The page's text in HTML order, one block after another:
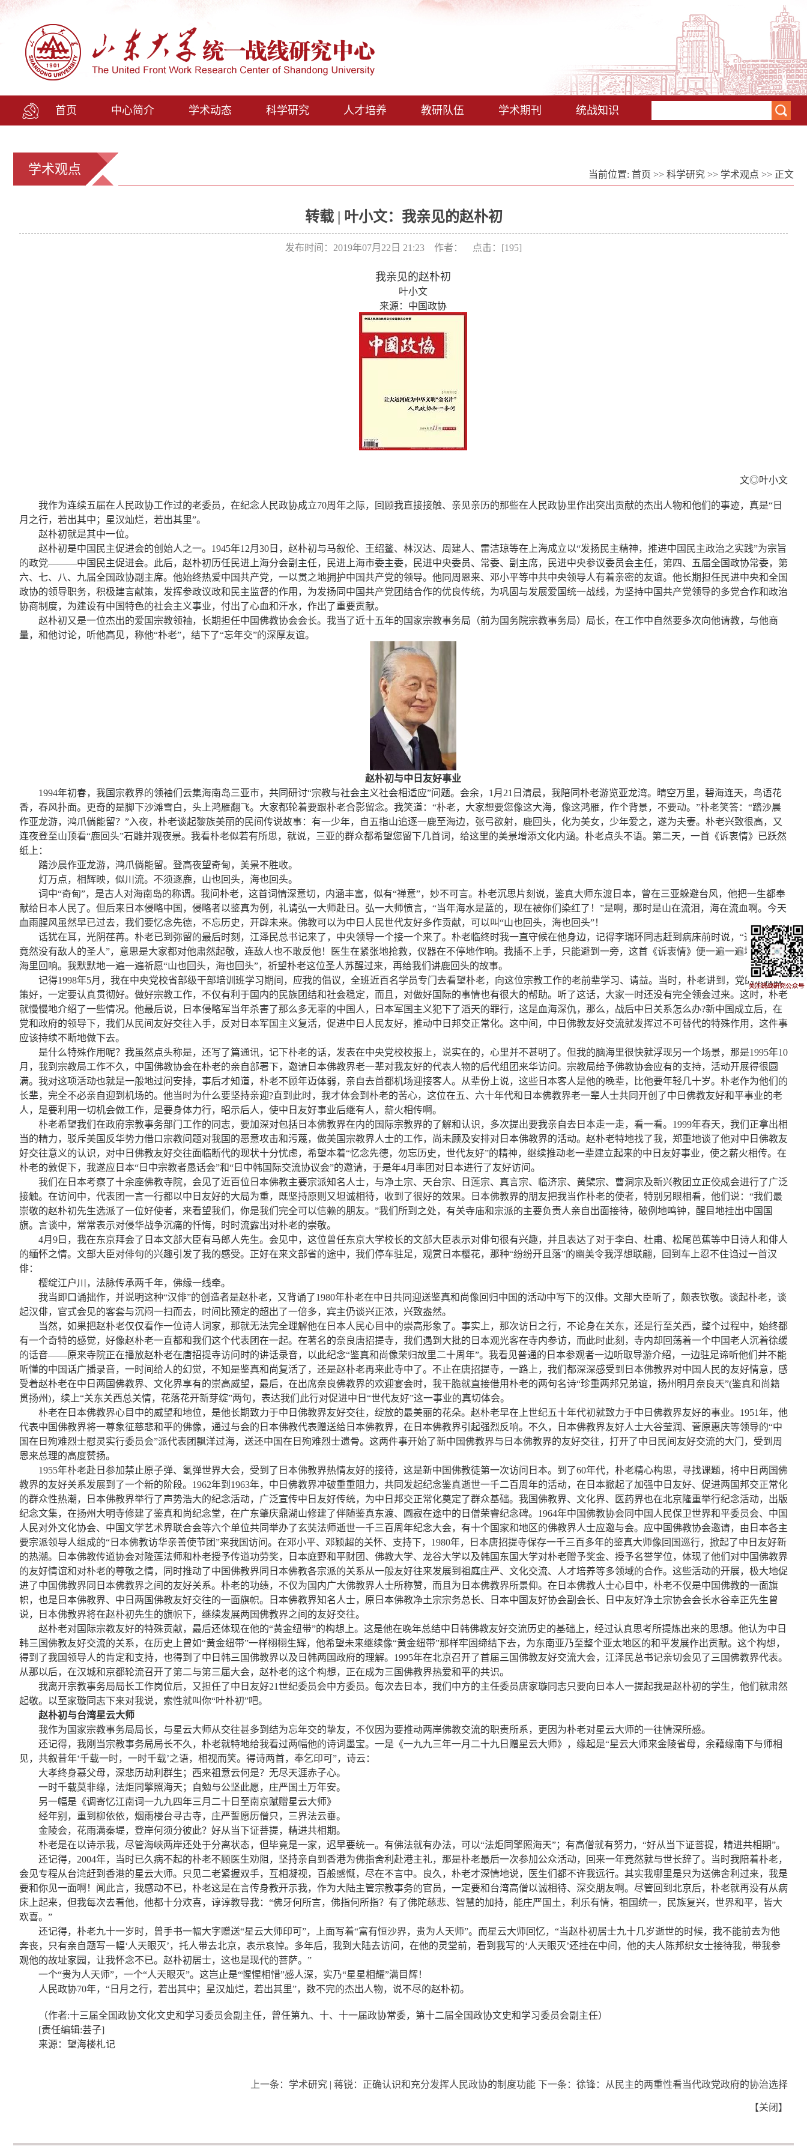
首页 中心简介 学术动态 科学研究 人才培养 教研队伍 学术期刊 统战知识
学术观点 当前位置: 首页 >> 科学研究 >> 学术观点 >> 正文
转载 | 叶小文：我亲见的赵朴初
发布时间：2019年07月22日 21:23 作者： 点击：[195]
我亲见的赵朴初
叶小文
来源：中国政协
文◎叶小文
我作为连续五届在人民政协工作过的老委员，在纪念人民政协成立70周年之际，回顾我直接接触、亲见亲历的那些在人民政协里作出突出贡献的杰出人物和他们的事迹，真是“日
月之行，若出其中；星汉灿烂，若出其里”。
赵朴初就是其中一位。
赵朴初是中国民主促进会的创始人之一。1945年12月30日，赵朴初与马叙伦、王绍鳌、林汉达、周建人、雷洁琼等在上海成立以“发扬民主精神，推进中国民主政治之实践”为宗旨
的政党———中国民主促进会。此后，赵朴初历任民进上海分会副主任，民进上海市委主委，民进中央委员、常委、副主席，民进中央参议委员会主任，第四、五届全国政协常委，第
六、七、八、九届全国政协副主席。他始终热爱中国共产党，一以贯之地拥护中国共产党的领导。他同周恩来、邓小平等中共中央领导人有着亲密的友谊。他长期担任民进中央和全国
政协的领导职务，积极建言献策，发挥参政议政和民主监督的作用，为发扬同中国共产党团结合作的优良传统，为巩固与发展爱国统一战线，为坚持中国共产党领导的多党合作和政治
协商制度，为建设有中国特色的社会主义事业，付出了心血和汗水，作出了重要贡献。
赵朴初又是一位杰出的爱国宗教领袖，长期担任中国佛教协会会长。我当了近十五年的国家宗教事务局（前为国务院宗教事务局）局长，在工作中自然要多次向他请教，与他商
量，和他讨论，听他高见，称他“朴老”，结下了“忘年交”的深厚友谊。
赵朴初与中日友好事业
1994年初春，我国宗教界的领袖们云集海南岛三亚市，共同研讨“宗教与社会主义社会相适应”问题。会余，1月21日清晨，我陪同朴老游览亚龙湾。晴空万里，碧海连天，鸟语花
香，春风扑面。更奇的是脚下沙滩雪白，头上鸿雁翻飞。大家都轮着要跟朴老合影留念。我笑道：“朴老，大家想要您像这大海，像这鸿雁，作个背景，不要动。”朴老笑答：“踏沙晨
作亚龙游，鸿爪倘能留？”入夜，朴老谈起黎族美丽的民间传说故事：有一少年，自五指山追逐一鹿至海边，张弓欲射，鹿回头，化为美女，少年爱之，遂为夫妻。朴老兴致很高，又
连夜登至山顶看“鹿回头”石雕并观夜景。我看朴老似若有所思，就说，三亚的群众都希望您留下几首词，给这里的美景增添文化内涵。朴老点头不语。第二天，一首《诉衷情》已跃然
纸上：
踏沙晨作亚龙游，鸿爪倘能留。登高夜望奇甸，美景不胜收。
灯万点，相辉映，似川流。不须逐鹿，山也回头，海也回头。
词中“奇甸”，是古人对海南岛的称谓。我问朴老，这首词情深意切，内涵丰富，似有“禅意”，妙不可言。朴老沉思片刻说，鉴真大师东渡日本，曾在三亚躲避台风，他把一生都奉
献给日本人民了。但后来日本侵略中国，侵略者以鉴真为例，礼请弘一大师赴日。弘一大师愤言，“当年海水是蓝的，现在被你们染红了！”是啊，那时是山在流泪，海在流血啊。今天
血雨腥风虽然早已过去，我们要忆念先德，不忘历史，开辟未来。佛教可以为中日人民世代友好多作贡献，可以叫“山也回头，海也回头”！
话犹在耳，光阴荏苒。朴老已到弥留的最后时刻，江泽民总书记来了，中央领导一个接一个来了。朴老临终时我一直守候在他身边，记得李瑞环同志赶到病床前时说，“这是一位
竟然没有敌人的圣人”，意思是大家都对他肃然起敬，连敌人也不敢反他！医生在紧张地抢救，仪器在不停地作响。我插不上手，只能避到一旁，这首《诉衷情》便一遍一遍地在我脑
海里回响。我默默地一遍一遍祈愿“山也回头，海也回头”，祈望朴老这位圣人苏醒过来，再给我们讲鹿回头的故事。
记得1998年5月，我在中央党校省部级干部培训班学习期间，应我的倡议，全班近百名学员专门去看望朴老，向这位宗教工作的老前辈学习、请益。当时，朴老讲到，党的宗教政
策好，一定要认真贯彻好。做好宗教工作，不仅有利于国内的民族团结和社会稳定，而且，对做好国际的事情也有很大的帮助。听了这话，大家一时还没有完全领会过来。这时，朴老
就慢慢地介绍了一些情况。他最后说，日本侵略军当年杀害了那么多无辜的中国人，日本军国主义犯下了滔天的罪行，这是血海深仇，那么，战后中日关系怎么办?新中国成立后，在
党和政府的领导下，我们从民间友好交往入手，反对日本军国主义复活，促进中日人民友好，推动中日邦交正常化。这中间，中日佛教友好交流就发挥过不可替代的特殊作用，这件事
应该持续不断地做下去。
是什么特殊作用呢？我虽然点头称是，还写了篇通讯，记下朴老的话，发表在中央党校校报上，说实在的，心里并不甚明了。但我的脑海里很快就浮现另一个场景，那是1995年10
月，我到宗教局工作不久，中国佛教协会在朴老的亲自部署下，邀请日本佛教界老一辈对我友好的代表人物的后代组团来华访问。宗教局给予佛教协会应有的支持，活动开展得很圆
满。我对这项活动也就是一般地过问安排，事后才知道，朴老不顾年迈体弱，亲自去首都机场迎接客人。从辈份上说，这些日本客人是他的晚辈，比他要年轻几十岁。朴老作为他们的
长辈，完全不必亲自迎到机场的。他当时为什么要坚持亲迎?直到此时，我才体会到朴老的苦心，这位在五、六十年代和日本佛教界老一辈人士共同开创了中日佛教友好和平事业的老
人，是要利用一切机会做工作，是要身体力行，昭示后人，使中日友好事业后继有人，薪火相传啊。
朴老希望我们在政府宗教事务部门工作的同志，要加深对包括日本佛教界在内的国际宗教界的了解和认识，多次提出要我亲自去日本走一走，看一看。1999年春天，我们正拿出相
当的精力，驳斥美国反华势力借口宗教问题对我国的恶意攻击和污蔑，做美国宗教界人士的工作，尚未顾及安排对日本佛教界的活动。赵朴老特地找了我，郑重地谈了他对中日佛教友
好交往意义的认识，对中日佛教友好交往面临断代的现状十分忧虑，希望本着“忆念先德，勿忘历史，世代友好”的精神，继续推动老一辈建立起来的中日友好事业，使之薪火相传。在
朴老的敦促下，我遂应日本“日中宗教者恳话会”和“日中韩国际交流协议会”的邀请，于是年4月率团对日本进行了友好访问。
我们在日本考察了十余座佛教寺院，会见了近百位日本佛教主要宗派知名人士，与净土宗、天台宗、日莲宗、真言宗、临济宗、黄檗宗、曹洞宗及新兴教团立正佼成会进行了广泛
接触。在访问中，代表团一言一行都以中日友好的大局为重，既坚持原则又坦诚相待，收到了很好的效果。日本佛教界的朋友把我当作朴老的使者，特别另眼相看，他们说：“我们最
崇敬的赵朴初先生选派了一位好使者，来看望我们，你是我们完全可以信赖的朋友。”我们所到之处，有关寺庙和宗派的主要负责人亲自出面接待，破例地鸣钟，醒目地挂出中国国
旗。言谈中，常常表示对侵华战争沉痛的忏悔，时时流露出对朴老的崇敬。
4月9日，我在东京拜会了日本文部大臣有马郎人先生。会见中，这位曾任东京大学校长的文部大臣表示对俳句很有兴趣，并且表达了对于李白、杜甫、松尾芭蕉等中日诗人和俳人
的缅怀之情。文部大臣对俳句的兴趣引发了我的感受。正好在来文部省的途中，我们停车驻足，观赏日本樱花，那种“纷纷开且落”的幽美令我浮想联翩，回到车上忍不住诌过一首汉
俳：
樱绽江户川，法脉传承两千年，佛缘一线牵。
我当即口诵拙作，并说明这种“汉俳”的创造者是赵朴老，又背诵了1980年朴老在中日共同迎送鉴真和尚像回归中国的活动中写下的汉俳。文部大臣听了，颇表钦敬。谈起朴老，谈
起汉俳，官式会见的客套与沉闷一扫而去，时间比预定的超出了一倍多，宾主仍谈兴正浓，兴致盎然。
当然，如果把赵朴老仅仅看作一位诗人词家，那就无法完全理解他在日本人民心目中的崇高形象了。事实上，那次访日之行，不论身在关东，还是行至关西，整个过程中，始终都
有一个奇特的感觉，好像赵朴老一直都和我们这个代表团在一起。在著名的奈良唐招提寺，我们遇到大批的日本观光客在寺内参访，而此时此刻，寺内却回荡着一个中国老人沉着徐缓
的话音——原来寺院正在播放赵朴老在唐招提寺访问时的讲话录音，以此纪念“鉴真和尚像荣归故里二十周年”。我看见普通的日本参观者一边听取导游介绍，一边驻足谛听他们并不能
听懂的中国话广播录音，一时间给人的幻觉，不知是鉴真和尚复活了，还是赵朴老再来此寺中了。不止在唐招提寺，一路上，我们都深深感受到日本佛教界对中国人民的友好情意，感
受着赵朴老在中日两国佛教界、文化界享有的崇高威望，最后，在出席奈良佛教界的欢迎宴会时，我干脆就直接借用朴老的两句名诗“珍重两邦兄弟谊，扬州明月奈良天”(鉴真和尚籍
贯扬州)，续上“关东关西总关情，花落花开新芽绽”两句，表达我们此行对促进中日“世代友好”这一事业的真切体会。
朴老在日本佛教界心目中的威望和地位，是他长期致力于中日佛教界友好交往，绽放的最美丽的花朵。赵朴老早在上世纪五十年代初就致力于中日佛教界友好的事业。1951年，他
代表中国佛教界将一尊象征慈悲和平的佛像，通过与会的日本佛教代表赠送给日本佛教界，在日本佛教界引起强烈反响。不久，日本佛教界友好人士大谷莹润、菅原惠庆等领导的“中
国在日殉难烈士慰灵实行委员会”派代表团飘洋过海，送还中国在日殉难烈士遗骨。这两件事开始了新中国佛教界与日本佛教界的友好交往，打开了中日民间友好交流的大门，受到周
恩来总理的高度赞扬。
1955年朴老赴日参加禁止原子弹、氢弹世界大会，受到了日本佛教界热情友好的接待，这是新中国佛教徒第一次访问日本。到了60年代，朴老精心构思，寻找课题，将中日两国佛
教界的友好关系发展到了一个新的阶段。1962年到1963年，中日佛教界冲破重重阻力，共同发起纪念鉴真逝世一千二百周年的活动，在日本掀起了加强中日友好、促进两国邦交正常化
的群众性热潮，日本佛教界举行了声势浩大的纪念活动，广泛宣传中日友好传统，为中日邦交正常化奠定了群众基础。我国佛教界、文化界、医药界也在北京隆重举行纪念活动，出版
纪念文集，在扬州大明寺修建了鉴真和尚纪念堂，在广东肇庆鼎湖山修建了伴随鉴真东渡、圆寂在途中的日僧荣睿纪念碑。1964年中国佛教协会同中国人民保卫世界和平委员会、中国
人民对外文化协会、中国文学艺术界联合会等六个单位共同举办了玄奘法师逝世一千三百周年纪念大会，有十个国家和地区的佛教界人士应邀与会。应中国佛教协会邀请，由日本各主
要宗派领导人组成的“日本佛教访华亲善使节团”来我国访问。在邓小平、邓颖超的关怀、支持下，1980年，日本唐招提寺保存一千三百多年的鉴真大师像回国巡行，掀起了中日友好新
的热潮。日本佛教传道协会对隆莲法师和朴老授予传道功劳奖，日本庭野和平财团、佛教大学、龙谷大学以及韩国东国大学对朴老赠予奖金、授予名誉学位，体现了他们对中国佛教界
的友好情谊和对朴老的尊敬之情，同时推动了中国佛教界同日本佛教各宗派的关系从一般友好往来发展到祖庭庄严、文化交流、人才培养等多领域的合作。这些活动的开展，极大地促
进了中国佛教界同日本佛教界之间的友好关系。朴老的功绩，不仅为国内广大佛教界人士所称赞，而且为日本佛教界所景仰。在日本佛教人士心目中，朴老不仅是中国佛教的一面旗
帜，也是日本佛教界、中日两国佛教友好交往的一面旗帜。日本佛教界知名人士，原日本佛教净土宗宗务总长、日本中国友好协会副会长、日中友好净土宗协会会长水谷幸正先生曾
说，日本佛教界将在赵朴初先生的旗帜下，继续发展两国佛教界之间的友好交往。
赵朴老对国际宗教友好的特殊贡献，最后还体现在他的“黄金纽带”的构想上。这是他在晚年总结中日韩佛教友好交流历史的基础上，经过认真思考所提炼出来的思想。他认为中日
韩三国佛教友好交流的关系，在历史上曾如“黄金纽带”一样栩栩生辉，他希望未来继续像“黄金纽带”那样牢固缔结下去，为东南亚乃至整个亚太地区的和平发展作出贡献。这个构想，
得到了我国领导人的肯定和支持，也得到了中日韩三国佛教界以及日韩两国政府的理解。1995年在北京召开了首届三国佛教友好交流大会，江泽民总书记亲切会见了三国佛教界代表。
从那以后，在汉城和京都轮流召开了第二与第三届大会，赵朴老的这个构想，正在成为三国佛教界热爱和平的共识。
我离开宗教事务局局长工作岗位后，又担任了中日友好21世纪委员会中方委员。每次去日本，我们中方的主任委员唐家璇同志只要向日本人一提起我是赵朴初的学生，他们就肃然
起敬。以至家璇同志下来对我说，索性就叫你“叶朴初”吧。
赵朴初与台湾星云大师
我作为国家宗教事务局局长，与星云大师从交往甚多到结为忘年交的挚友，不仅因为要推动两岸佛教交流的职责所系，更因为朴老对星云大师的一往情深所感。
还记得，我刚当宗教事务局局长不久，朴老就特地给我看过两幅他的诗词墨宝。一是《一九九三年一月二十九日赠星云大师》，缘起是“星云大师来金陵省母，余藉缘南下与师相
见，共叙昔年‘千载一时，一时千载’之语，相视而笑。得诗两首，奉乞印可”，诗云：
大孝终身慕父母，深悲历劫利群生；西来祖意云何是？无尽天涯赤子心。
一时千载莫非缘，法炬同擎照海天；自勉与公坚此愿，庄严国土万年安。
另一幅是《调寄忆江南词一九九四年三月二十日至南京赋赠星云大师》
经年别，重到柳依依，烟雨楼台寻古寺，庄严誓愿历僧只，三界法云垂。
金陵会，花雨满秦堤，登岸何须分彼此？好从当下证菩提，精进共相期。
朴老是在以诗示我，尽管海峡两岸还处于分离状态，但毕竟是一家，迟早要统一。有佛法就有办法，可以“法炬同擎照海天”；有高僧就有努力，“好从当下证菩提，精进共相期”。
还记得，2004年，当时已久病不起的朴老不顾医生劝阻，坚持亲自到香港为佛指舍利赴港主礼，那是朴老最后一次参加公众活动，回来一年竟然就与世长辞了。当时我陪着朴老，
会见专程从台湾赶到香港的星云大师。只见二老紧握双手，互相凝视，百般感慨，尽在不言中。良久，朴老才深情地说，医生们都不许我远行。其实我哪里是只为送佛舍利过来，我是
要和你见一面啊！闻此言，我感动不已，朴老这是在言传身教开示我，作为大陆主管宗教事务的官员，一定要和台湾高僧以诚相待、深交朋友啊。尽管回到北京后，朴老就再没有从病
床上起来，但我每次去看他，他都十分欢喜，谆谆教导我：“佛牙何所言，佛指何所指？有了佛陀慈悲、智慧的加持，能庄严国土，利乐有情，祖国统一，民族复兴，世界和平，皆大
欢喜。”
还记得，朴老九十一岁时，曾手书一幅大字赠送“星云大师印可”，上面写着“富有恒沙界，贵为人天师”。而星云大师回忆，“当赵朴初居士九十几岁逝世的时候，我不能前去为他
奔丧，只有亲自题写一幅‘人天眼灭’，托人带去北京，表示哀悼。多年后，我到大陆去访问，在他的灵堂前，看到我写的‘人天眼灭’还挂在中间，他的夫人陈邦织女士接待我，带我参
观他的故址家园，让我怀念不已。赵朴初居士，这也是现代的菩萨。”
一个“贵为人天师”，一个“人天眼灭”。这岂止是“惺惺相惜”感人深，实乃“星星相耀”满目辉！
人民政协70年，“日月之行，若出其中；星汉灿烂，若出其里”，数不完的杰出人物，说不尽的赵朴初。
（作者:十三届全国政协文化文史和学习委员会副主任，曾任第九、十、十一届政协常委，第十二届全国政协文史和学习委员会副主任）
[责任编辑:芸子]
来源：望海楼札记
上一条： 学术研究 | 蒋锐：正确认识和充分发挥人民政协的制度功能 下一条： 徐锋：从民主的两重性看当代政党政府的协治选择
【关闭 】